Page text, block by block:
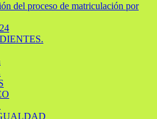
del proceso de matriculación por